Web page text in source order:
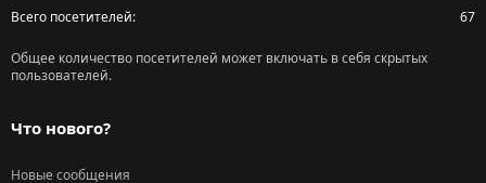
Всего посетителей 67
Общее количество посетителей может включать в себя скрытых
пользователей.
Что нового?
Новые сообщения